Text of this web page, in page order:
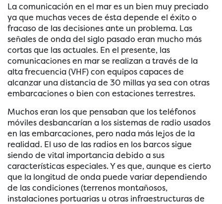
La comunicación en el mar es un bien muy preciado
ya que muchas veces de ésta depende el éxito o
fracaso de las decisiones ante un problema. Las
señales de onda del siglo pasado eran mucho más
cortas que las actuales. En el presente, las
comunicaciones en mar se realizan a través de la
alta frecuencia (VHF) con equipos capaces de
alcanzar una distancia de 30 millas ya sea con otras
embarcaciones o bien con estaciones terrestres.
Muchos eran los que pensaban que los teléfonos
móviles desbancarían a los sistemas de radio usados
en las embarcaciones, pero nada más lejos de la
realidad. El uso de las radios en los barcos sigue
siendo de vital importancia debido a sus
características especiales. Y es que, aunque es cierto
que la longitud de onda puede variar dependiendo
de las condiciones (terrenos montañosos,
instalaciones portuarias u otras infraestructuras de